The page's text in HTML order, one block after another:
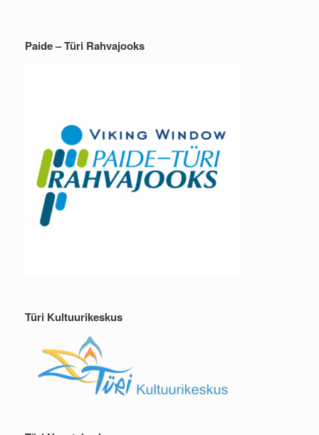
Paide – Türi Rahvajooks
Türi Kultuurikeskus